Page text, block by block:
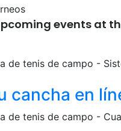
events at
cancha en